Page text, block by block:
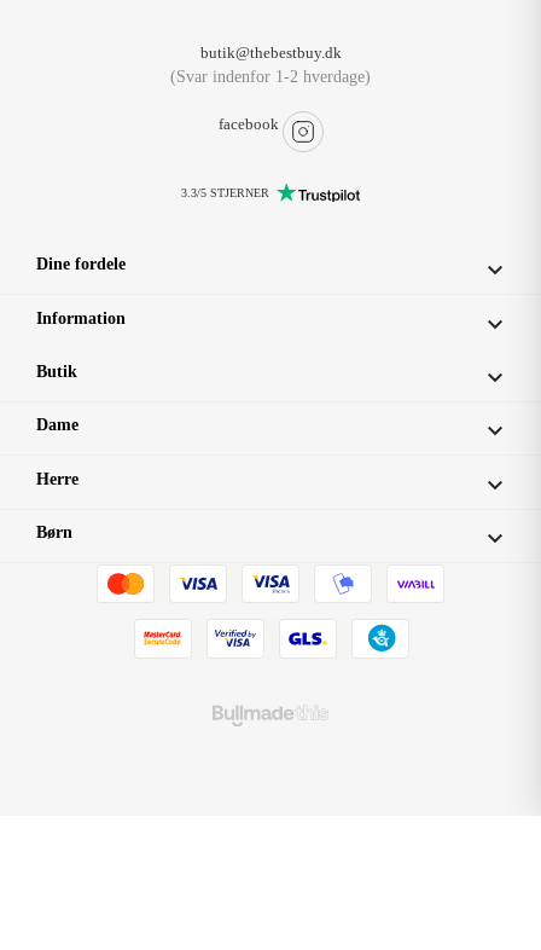
butik@thebestbuy.dk
(Svar indenfor 1-2 hverdage)
facebook
3.3/5 STJERNER
Dine fordele 
Information 
Butik 
Dame 
Herre 
Børn 